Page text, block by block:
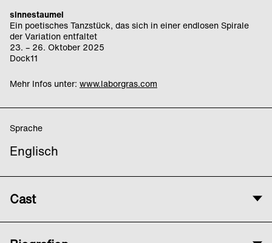
sinnestaumel
Ein poetisches Tanzstück, das sich in einer endlosen Spirale
der Variation entfaltet
23. – 26. Oktober 2025
Dock11
Mehr Infos unter: www.laborgras.com
Sprache
Englisch
Cast